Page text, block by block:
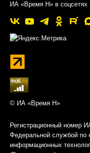
ИА «Время Н» в соцсетях
© ИА «Время Н»
Регистрационный номер
Федеральной службой по
информационных